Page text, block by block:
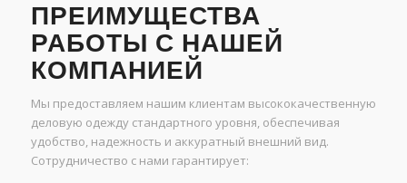
ПРЕИМУЩЕСТВА
РАБОТЫ С НАШЕЙ
КОМПАНИЕЙ
Мы предоставляем нашим клиентам высококачественную
деловую одежду стандартного уровня, обеспечивая
удобство, надежность и аккуратный внешний вид.
Сотрудничество с нами гарантирует: